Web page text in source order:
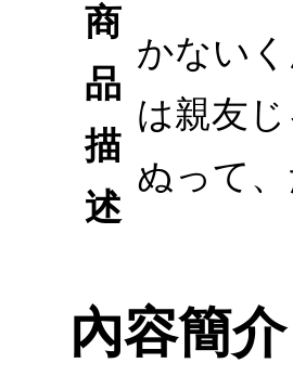
商
品
描
述
かない
は親友
ぬって
內容簡介